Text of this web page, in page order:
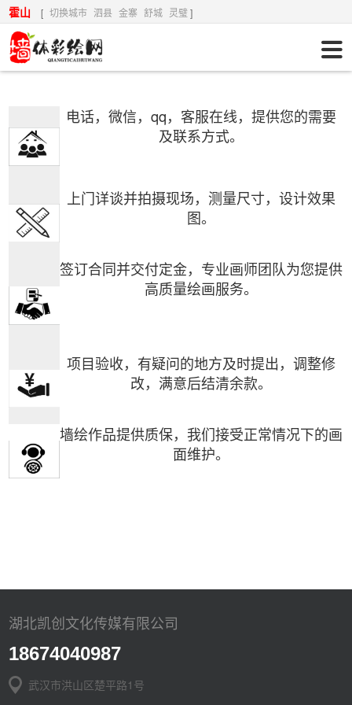
霍山 [ 切换城市 泗县 金寨 舒城 灵璧]
电话，微信，qq，客服在线，提供您的需要
及联系方式。
上门详谈并拍摄现场，测量尺寸，设计效果
图。
签订合同并交付定金， 专业画师团队为您提供
高质量绘画服务。
项目验收，有疑问的地方及时提出，调整修
改，满意后结清余款。
墙绘作品提供质保，我们接受正常情况下的画
面维护。
湖北凯创文化传媒有限公司
18674040987
武汉市洪山区楚平路1号